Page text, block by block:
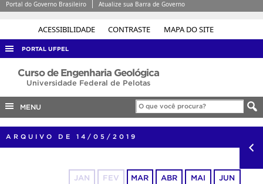
ACESSIBILIDADE CONTRASTE MAPA DO SITE
Portal do Governo Brasileiro Atualize sua Barra de Governo
PORTAL UFPEL
ACESSO À INFORMAÇÃO
COBALTO
CONCURSOS
EDITAIS
INTERNACIONAL
Curso de Engenharia Geológica
Universidade Federal de Pelotas
MENU
ARQUIVO DE 14/05/2019
JAN FEV MAR ABR MAI JUN